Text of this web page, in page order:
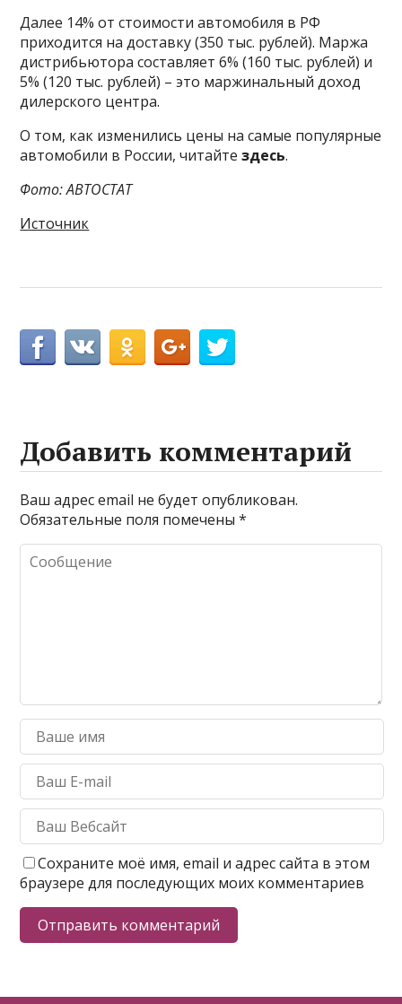
Далее 14% от стоимости автомобиля в РФ
приходится на доставку (350 тыс. рублей). Маржа
дистрибьютора составляет 6% (160 тыс. рублей) и
5% (120 тыс. рублей) – это маржинальный доход
дилерского центра.
О том, как изменились цены на самые популярные
автомобили в России, читайтездесь.
Фото: АВТОСТАТ
Источник
Добавить комментарий
Ваш адрес email не будет опубликован.
Обязательные поля помечены*
Сохраните моё имя, email и адрес сайта в этом
браузере для последующих моих комментариев